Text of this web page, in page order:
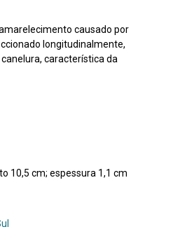
causado por
longitudinalmente,
característica da
10,5 cm; espessura 1,1 cm